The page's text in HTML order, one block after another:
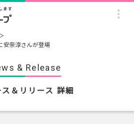
安奈淳さんが登場
& Release
＆リリース 詳細